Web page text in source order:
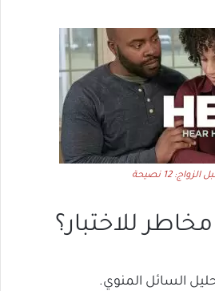
12 نصيحة
للاختبار؟
السائل المنوي.